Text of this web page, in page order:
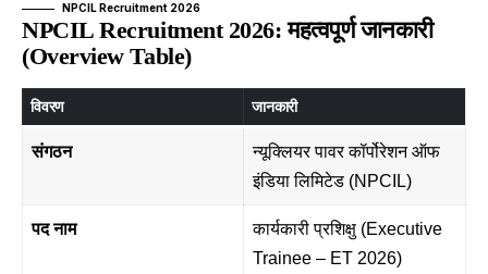
NPCIL Recruitment 2026
NPCIL Recruitment 2026: महत्वपूर्ण जानकारी
(Overview Table)
विवरण जानकारी
संगठन
न्यूक्लियर पावर कॉर्पोरेशन ऑफ
इंडिया लिमिटेड (NPCIL)
पद नाम
कार्यकारी प्रशिक्षु (Executive
Trainee – ET 2026)